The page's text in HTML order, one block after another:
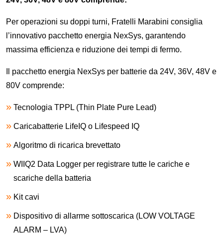
Per operazioni su doppi turni, Fratelli Marabini consiglia
l’innovativo pacchetto energia NexSys, garantendo
massima efficienza e riduzione dei tempi di fermo.
Il pacchetto energia NexSys per batterie da 24V, 36V, 48V e
80V comprende:
Tecnologia TPPL (Thin Plate Pure Lead)
Caricabatterie LifeIQ o Lifespeed IQ
Algoritmo di ricarica brevettato
WIIQ2 Data Logger per registrare tutte le cariche e
scariche della batteria
Kit cavi
Dispositivo di allarme sottoscarica (LOW VOLTAGE
ALARM – LVA)